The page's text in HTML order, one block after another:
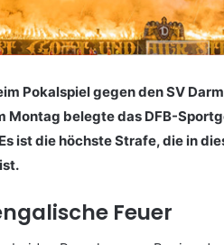
Pokalspiel gegen den SV
Montag belegte das DFB-
ist die höchste Strafe, die in
Feuer